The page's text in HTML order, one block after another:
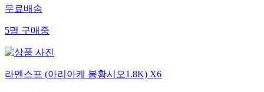
무료배송
5명구매중
라멘스프 (아리아케 봉황시오1.8K) X6